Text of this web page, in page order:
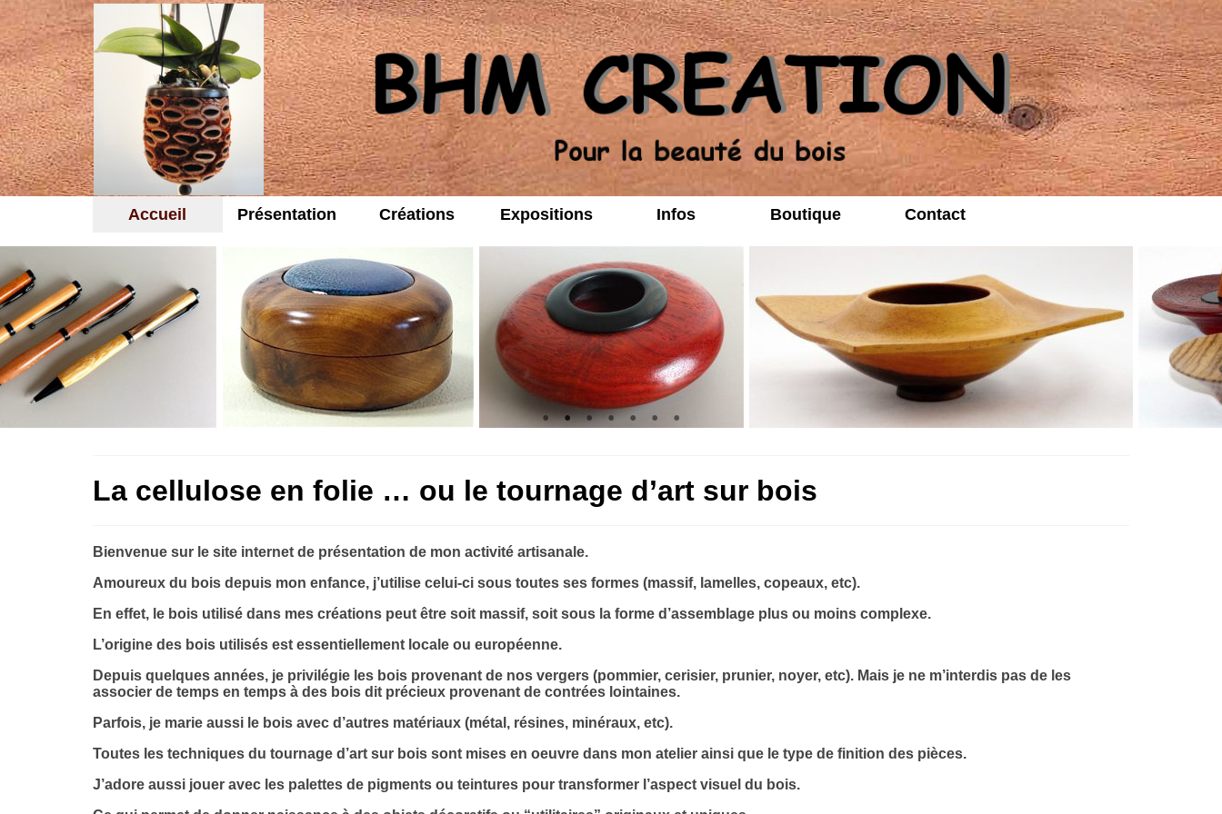
Accueil Présentation Créations Expositions Infos Boutique Contact
La cellulose en folie … ou le tournage d’art sur bois
Bienvenue sur le site internet de présentation de mon activité artisanale.
Amoureux du bois depuis mon enfance, j’utilise celui-ci sous toutes ses formes (massif, lamelles, copeaux, etc).
En effet, le bois utilisé dans mes créations peut être soit massif, soit sous la forme d’assemblage plus ou moins complexe.
L’origine des bois utilisés est essentiellement locale ou européenne.
Depuis quelques années, je privilégie les bois provenant de nos vergers (pommier, cerisier, prunier, noyer, etc). Mais je ne m’interdis pas de les
associer de temps en temps à des bois dit précieux provenant de contrées lointaines.
Parfois, je marie aussi le bois avec d’autres matériaux (métal, résines, minéraux, etc).
Toutes les techniques du tournage d’art sur bois sont mises en oeuvre dans mon atelier ainsi que le type de finition des pièces.
J’adore aussi jouer avec les palettes de pigments ou teintures pour transformer l’aspect visuel du bois.